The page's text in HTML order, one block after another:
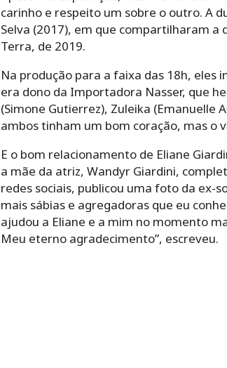
carinho e respeito um sobre o outro. A
Selva (2017), em que compartilharam a
Terra, de 2019.
Na produção para a faixa das 18h, eles
era dono da Importadora Nasser, que
(Simone Gutierrez), Zuleika (Emanuelle
ambos tinham um bom coração, mas o
E o bom relacionamento de Eliane
a mãe da atriz, Wandyr Giardini,
redes sociais, publicou uma foto da ex-
mais sábias e agregadoras que eu
ajudou a Eliane e a mim no momento
Meu eterno agradecimento”, escreveu.